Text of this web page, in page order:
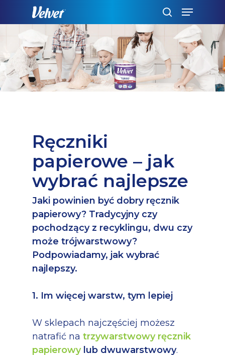
main
content
szukaj
Menu
Ręczniki
papierowe – jak
wybrać najlepsze
Jaki powinien być dobry ręcznik
papierowy? Tradycyjny czy
pochodzący z recyklingu, dwu czy
może trójwarstwowy?
Podpowiadamy, jak wybrać
najlepszy.
1. Im więcej warstw, tym lepiej
W sklepach najczęściej możesz
natrafić na trzywarstwowy ręcznik
papierowylub dwuwarstwowy.